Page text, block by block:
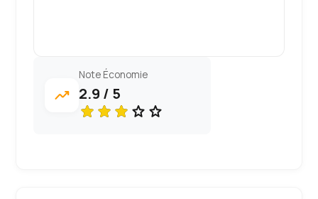
trending_up
Note Économie
2.9 / 5